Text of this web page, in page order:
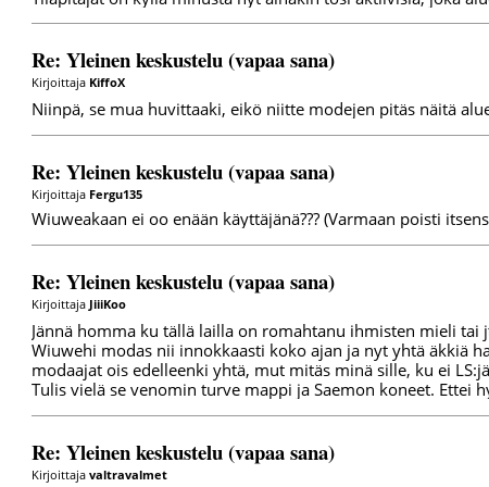
Re: Yleinen keskustelu (vapaa sana)
Kirjoittaja KiffoX
Niinpä, se mua huvittaaki, eikö niitte modejen pitäs näitä
Re: Yleinen keskustelu (vapaa sana)
Kirjoittaja Fergu135
Wiuweakaan ei oo enään käyttäjänä??? (Varmaan poisti
Re: Yleinen keskustelu (vapaa sana)
Kirjoittaja JiiiKoo
Jännä homma ku tällä lailla on romahtanu ihmisten mieli tai
Wiuwehi modas nii innokkaasti koko ajan ja nyt yhtä äkkiä
modaajat ois edelleenki yhtä, mut mitäs minä sille, ku ei
Tulis vielä se venomin turve mappi ja Saemon koneet. Ettei
Re: Yleinen keskustelu (vapaa sana)
Kirjoittajavaltravalmet